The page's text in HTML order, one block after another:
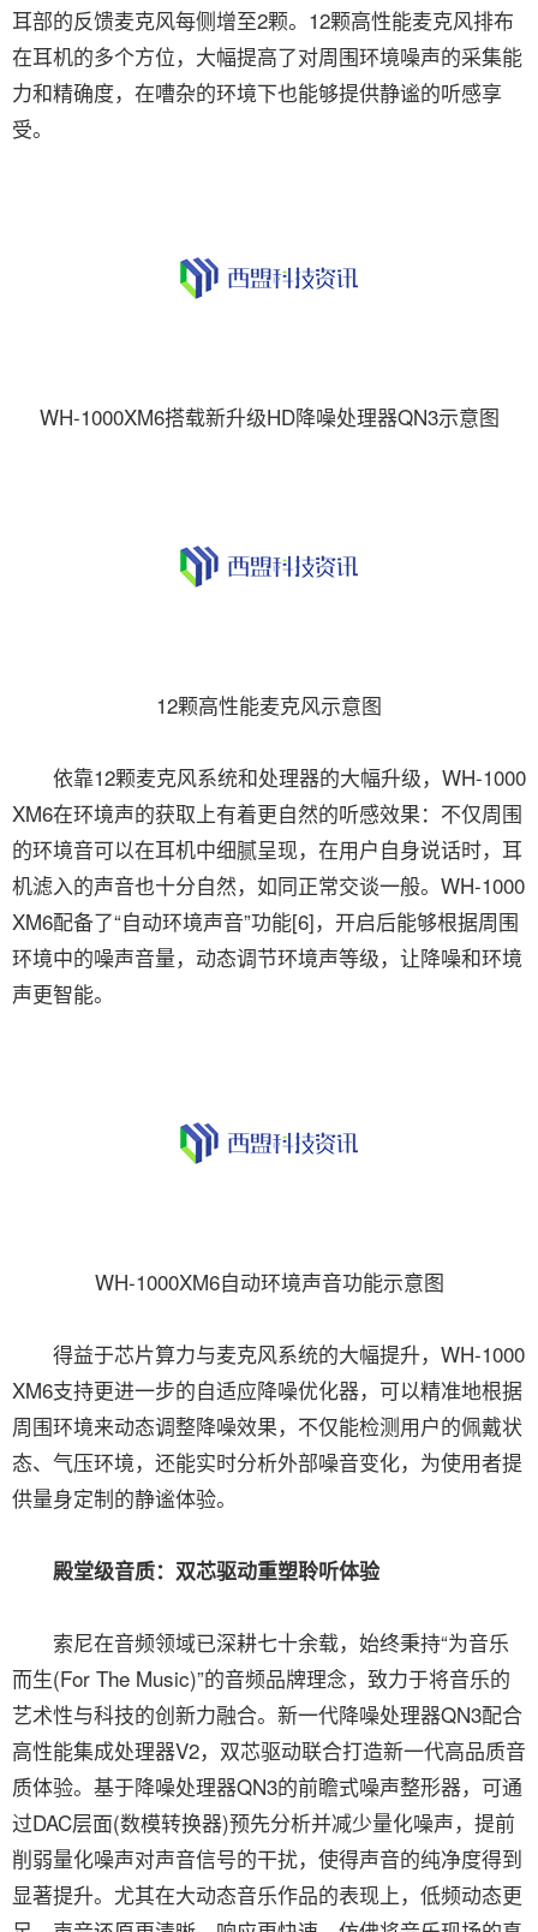
耳部的反馈麦克风每侧增至2颗。12颗高性能麦克风排布
在耳机的多个方位，大幅提高了对周围环境噪声的采集能
力和精确度，在嘈杂的环境下也能够提供静谧的听感享
受。
WH-1000XM6搭载新升级HD降噪处理器QN3示意图
12颗高性能麦克风示意图
依靠12颗麦克风系统和处理器的大幅升级，WH-1000
XM6在环境声的获取上有着更自然的听感效果：不仅周围
的环境音可以在耳机中细腻呈现，在用户自身说话时，耳
机滤入的声音也十分自然，如同正常交谈一般。WH-1000
XM6配备了“自动环境声音”功能[6]，开启后能够根据周围
环境中的噪声音量，动态调节环境声等级，让降噪和环境
声更智能。
WH-1000XM6自动环境声音功能示意图
得益于芯片算力与麦克风系统的大幅提升，WH-1000
XM6支持更进一步的自适应降噪优化器，可以精准地根据
周围环境来动态调整降噪效果，不仅能检测用户的佩戴状
态、气压环境，还能实时分析外部噪音变化，为使用者提
供量身定制的静谧体验。
殿堂级音质：双芯驱动重塑聆听体验
索尼在音频领域已深耕七十余载，始终秉持“为音乐
而生(For The Music)”的音频品牌理念，致力于将音乐的
艺术性与科技的创新力融合。新一代降噪处理器QN3配合
高性能集成处理器V2，双芯驱动联合打造新一代高品质音
质体验。基于降噪处理器QN3的前瞻式噪声整形器，可通
过DAC层面(数模转换器)预先分析并减少量化噪声，提前
削弱量化噪声对声音信号的干扰，使得声音的纯净度得到
显著提升。尤其在大动态音乐作品的表现上，低频动态更